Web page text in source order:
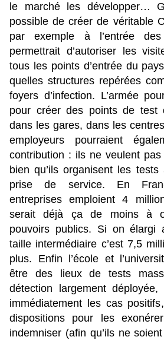
le marché les développer…
possible de créer de véritable
par exemple à l’entrée
permettrait d’autoriser les
tous les points d’entrée du
quelles structures repérées
foyers d’infection. L’armée
pour créer des points de test
dans les gares, dans les
employeurs pourraient
contribution : ils ne veulent
bien qu’ils organisent les
prise de service. En
entreprises emploient 4
serait déjà ça de moins à
pouvoirs publics. Si on élargi
taille intermédiaire c’est 7,5
plus. Enfin l’école et
être des lieux de tests
détection largement
immédiatement les cas
dispositions pour les
indemniser (afin qu’ils ne